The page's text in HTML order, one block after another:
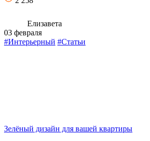
Елизавета
03 февраля
#Интерьерный #Статьи
Зелёный дизайн для вашей квартиры